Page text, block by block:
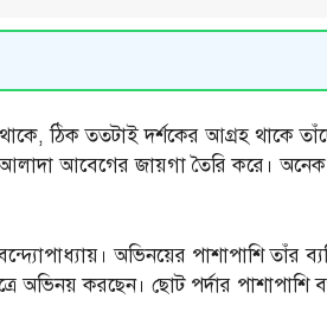
ঠিক ততটাই দর্শকের আগ্রহ থাকে
আবেগের জায়গা তৈরি করে।
অভিনয়ের পাশাপাশি তাঁর
অভিনয় করছেন। ছোট পর্দার